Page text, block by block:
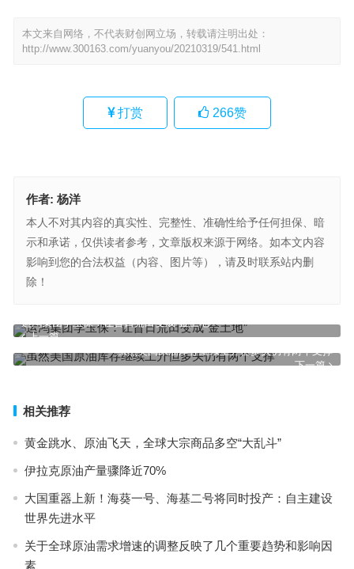
本文来自网络，不代表财创网立场，转载请注明出处：
http://www.300163.com/yuanyou/20210319/541.html
打赏 266赞
作者: 杨洋
本人不对其内容的真实性、完整性、准确性给予任何担保、暗
示和承诺，仅供读者参考，文章版权来源于网络。如本文内容
影响到您的合法权益（内容、图片等），请及时联系站内删
除！
上一篇
运鸿集团李玉保：让昔日荒田变成“金土地”
下一篇
虽然美国原油库存继续上升但多头仍有两个支撑
相关推荐
黄金跳水、原油飞天，全球大宗商品多空“大乱斗”
伊拉克原油产量骤降近70%
大国重器上新！海葵一号、海基二号将同时投产：自主建设
世界先进水平
关于全球原油需求增速的调整反映了几个重要趋势和影响因
素